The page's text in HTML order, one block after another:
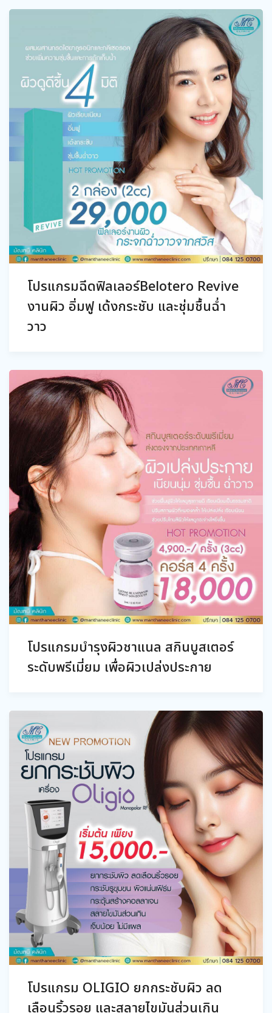
โปรแกรมฉีดฟิลเลอร์Belotero Revive
งานผิว อิ่มฟู เด้งกระชับ และชุ่มชื้นฉ่ำ
วาว
โปรแกรมบำรุงผิวชาแนล สกินบูสเตอร์
ระดับพรีเมี่ยม เพื่อผิวเปล่งประกาย
โปรแกรม OLIGIO ยกกระชับผิว ลด
เลือนริ้วรอย และสลายไขมันส่วนเกิน